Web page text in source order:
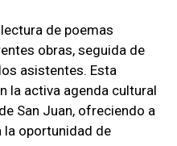
de poemas
obras, seguida de
asistentes. Esta
la activa agenda cultural
San Juan, ofreciendo a
la oportunidad de